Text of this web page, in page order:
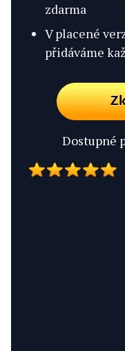
zdarma
V placené
přidáváme
Dostupné